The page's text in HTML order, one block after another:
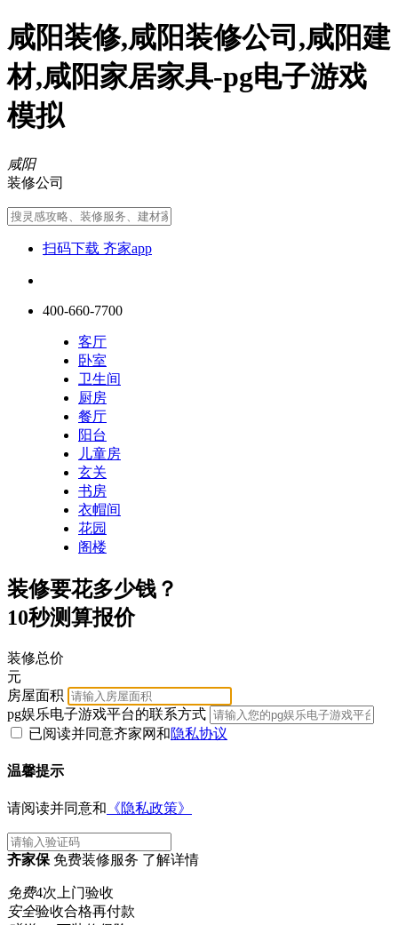
咸阳装修,咸阳装修公司,咸阳建
材,咸阳家居家具-pg电子游戏
模拟
咸阳
装修公司
扫码下载 齐家app
400-660-7700
客厅
卧室
卫生间
厨房
餐厅
阳台
儿童房
玄关
书房
衣帽间
花园
阁楼
装修要花多少钱？
10秒测算报价
装修总价
元
房屋面积
pg娱乐电子游戏平台的联系方式
已阅读并同意齐家网和隐私协议
温馨提示
请阅读并同意和 《隐私政策》
齐家保 免费装修服务 了解详情
免费4次上门验收
安全验收合格再付款